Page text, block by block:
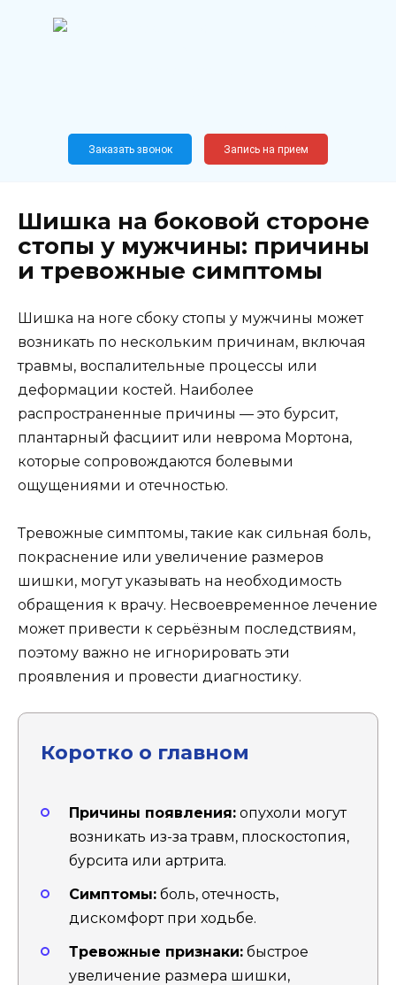
Новослободская, 62, к12
Заказать звонок Запись на прием
Шишка на боковой стороне
стопы у мужчины: причины
и тревожные симптомы
Шишка на ноге сбоку стопы у мужчины может
возникать по нескольким причинам, включая
травмы, воспалительные процессы или
деформации костей. Наиболее
распространенные причины — это бурсит,
плантарный фасциит или неврома Мортона,
которые сопровождаются болевыми
ощущениями и отечностью.
Тревожные симптомы, такие как сильная боль,
покраснение или увеличение размеров
шишки, могут указывать на необходимость
обращения к врачу. Несвоевременное лечение
может привести к серьёзным последствиям,
поэтому важно не игнорировать эти
проявления и провести диагностику.
Коротко о главном
Причины появления: опухоли могут
возникать из-за травм, плоскостопия,
бурсита или артрита.
Симптомы: боль, отечность,
дискомфорт при ходьбе.
Тревожные признаки: быстрое
увеличение размера шишки,